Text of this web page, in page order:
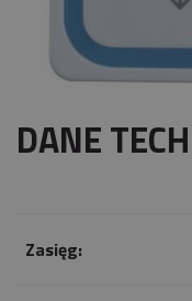
DANE
Zasięg: